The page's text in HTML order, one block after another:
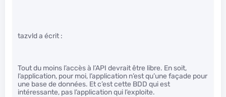
tazvld a écrit :
Tout du moins l’accès à l’API devrait être libre. En soit,
l’application, pour moi, l’application n’est qu’une façade pour
une base de données. Et c’est cette BDD qui est
intéressante, pas l’application qui l’exploite.